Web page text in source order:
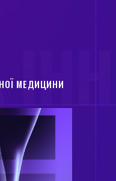
МЕДИЦИНИ